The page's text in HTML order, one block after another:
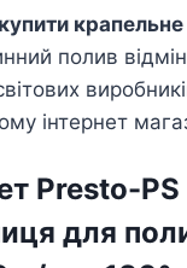
купити
полив
інтернет
Presto-PS
для